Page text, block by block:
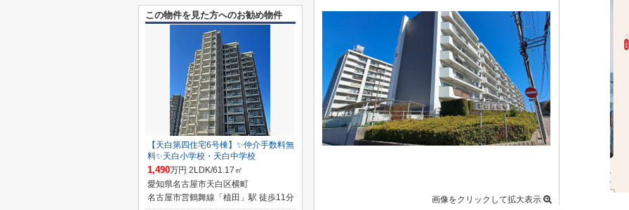
画像をクリックして拡大表示
この物件を見た方へのお勧め物件
【天白第四住宅6号棟】✨️仲介手数料無
料✨️天白小学校・天白中学校
1,490万円 2LDK/61.17㎡
愛知県名古屋市天白区横町
名古屋市営鶴舞線「植田」駅 徒歩11分